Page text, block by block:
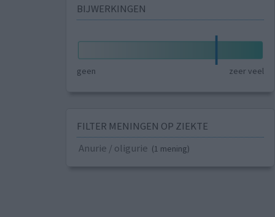
BIJWERKINGEN
geen zeer veel
FILTER MENINGEN OP ZIEKTE
Anurie / oligurie (1 mening)